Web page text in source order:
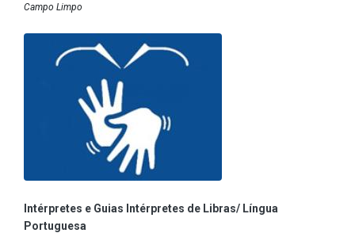
Campo Limpo
Intérpretes e Guias Intérpretes de Libras/ Língua
Portuguesa